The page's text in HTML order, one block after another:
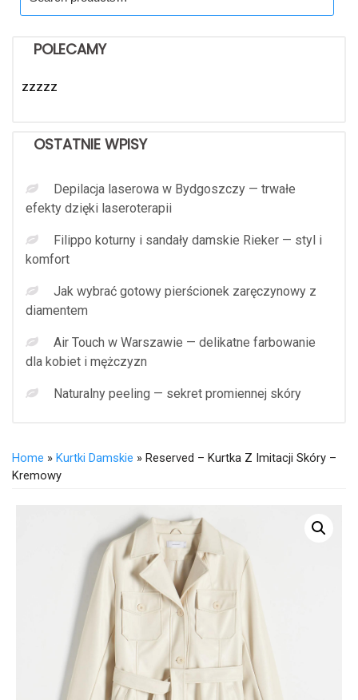
for:
POLECAMY
zzzzz
OSTATNIE WPISY
Depilacja laserowa w Bydgoszczy — trwałe
efekty dzięki laseroterapii
Filippo koturny i sandały damskie Rieker — styl i
komfort
Jak wybrać gotowy pierścionek zaręczynowy z
diamentem
Air Touch w Warszawie — delikatne farbowanie
dla kobiet i mężczyzn
Naturalny peeling — sekret promiennej skóry
Home » Kurtki Damskie » Reserved – Kurtka Z Imitacji Skóry –
Kremowy